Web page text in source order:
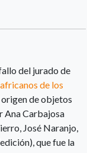
del jurado de
de los
origen de objetos
Ana Carbajosa
José Naranjo,
que fue la